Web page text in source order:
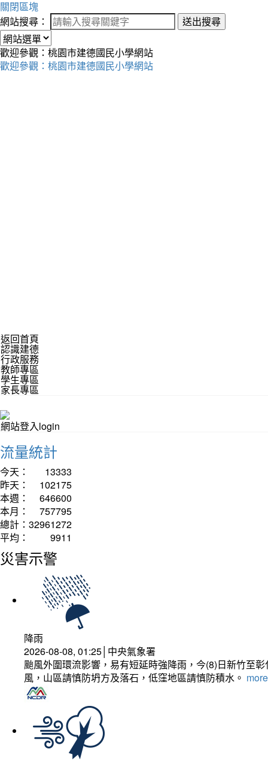
關閉區塊
網站搜尋：
送出搜尋
歡迎參觀：桃園市建德國民小學網站
歡迎參觀：桃園市建德國民小學網站
返回首頁
認識建德
行政服務
教師專區
學生專區
家長專區
網站登入login
流量統計
今天：
13333
昨天：
102175
本週：
646600
本月：
757795
總計： 32961272
平均：
9911
災害示警
降雨
2026-08-08, 01:25│中央氣象署
颱風外圍環流影響，易有短延時強降雨，今(8)日新竹至
風，山區請慎防坍方及落石，低窪地區請慎防積水。